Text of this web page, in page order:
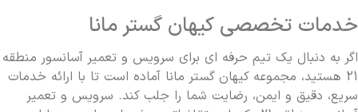
خدمات تخصصی کیهان گستر مانا
اگر به دنبال یک تیم حرفه ای برای سرویس و تعمیر آسانسور منطقه
21 هستید، مجموعه کیهان گستر مانا آماده است تا با ارائه خدمات
سریع، دقیق و ایمن، رضایت شما را جلب کند. سرویس و تعمیر